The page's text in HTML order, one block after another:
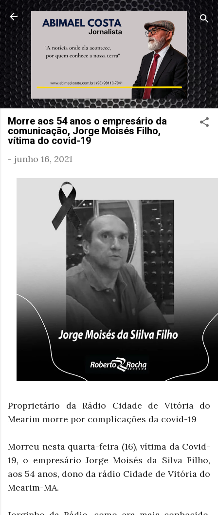
Pular para o conteúdo principal
Morre aos 54 anos o empresário da
comunicação, Jorge Moisés Filho,
vítima do covid-19
- junho 16, 2021
Proprietário da Rádio Cidade de Vitória do
Mearim morre por complicações da covid-19
Morreu nesta quarta-feira (16), vítima da Covid-
19, o empresário Jorge Moisés da Silva Filho,
aos 54 anos, dono da rádio Cidade de Vitória do
Mearim-MA.